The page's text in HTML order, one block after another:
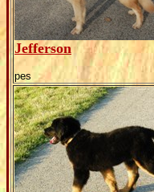
Jefferson
pes